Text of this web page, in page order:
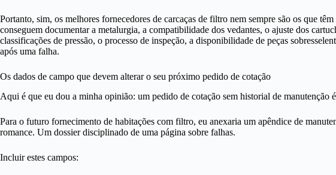
Portanto, sim, os melhores fornecedores de carcaças de filtro nem sempre são os que
conseguem documentar a metalurgia, a compatibilidade dos vedantes, o ajuste dos
classificações de pressão, o processo de inspeção, a disponibilidade de peças
após uma falha.
Os dados de campo que devem alterar o seu próximo pedido de cotação
Aqui é que eu dou a minha opinião: um pedido de cotação sem historial de manutenção
Para o futuro fornecimento de habitações com filtro, eu anexaria um apêndice de
romance. Um dossier disciplinado de uma página sobre falhas.
Incluir estes campos: